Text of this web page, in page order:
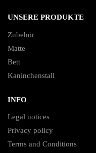
UNSERE PRODUKTE
Zubehör
Matte
Bett
Kaninchenstall
INFO
Legal notices
Privacy policy
Terms and Conditions